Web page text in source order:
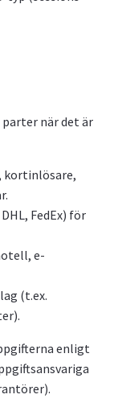
när det är
kortinlösare,
FedEx) för
e-
(t.ex.
enligt